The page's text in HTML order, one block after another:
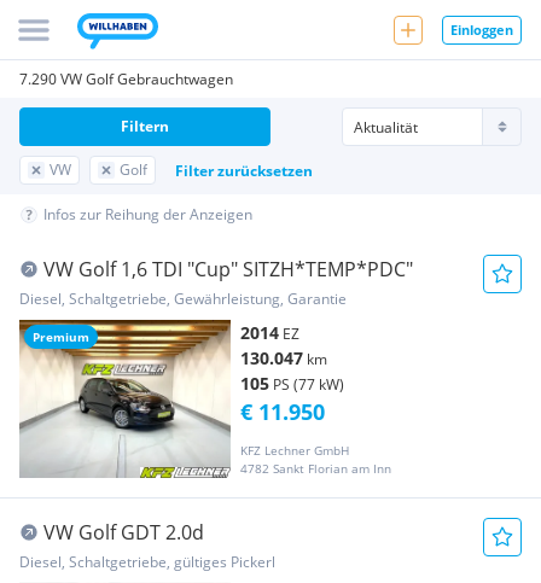
Einloggen
7.290 VW Golf Gebrauchtwagen
VW Golf Filter zurücksetzen
Filtern
Infos zur Reihung der Anzeigen
Premium
VW Golf 1,6 TDI "Cup" SITZH*TEMP*PDC"
Diesel, Schaltgetriebe, Gewährleistung, Garantie
2014 EZ
130.047 km
105 PS (77 kW)
KFZ Lechner GmbH
4782 Sankt Florian am Inn
€ 11.950
VW Golf GDT 2.0d
Diesel, Schaltgetriebe, gültiges Pickerl